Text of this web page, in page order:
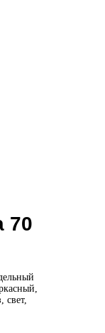
70